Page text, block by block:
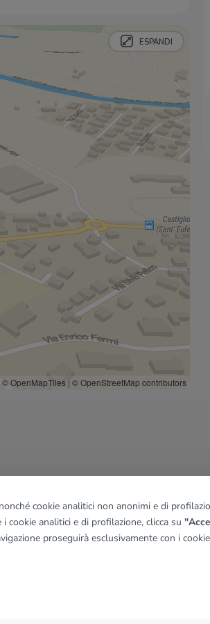
ESPANDI
© OpenMapTiles | © OpenStreetMap contributors
cookie analitici non anonimi e di
cookie analitici e di profilazione, clicca su
proseguirà esclusivamente con i